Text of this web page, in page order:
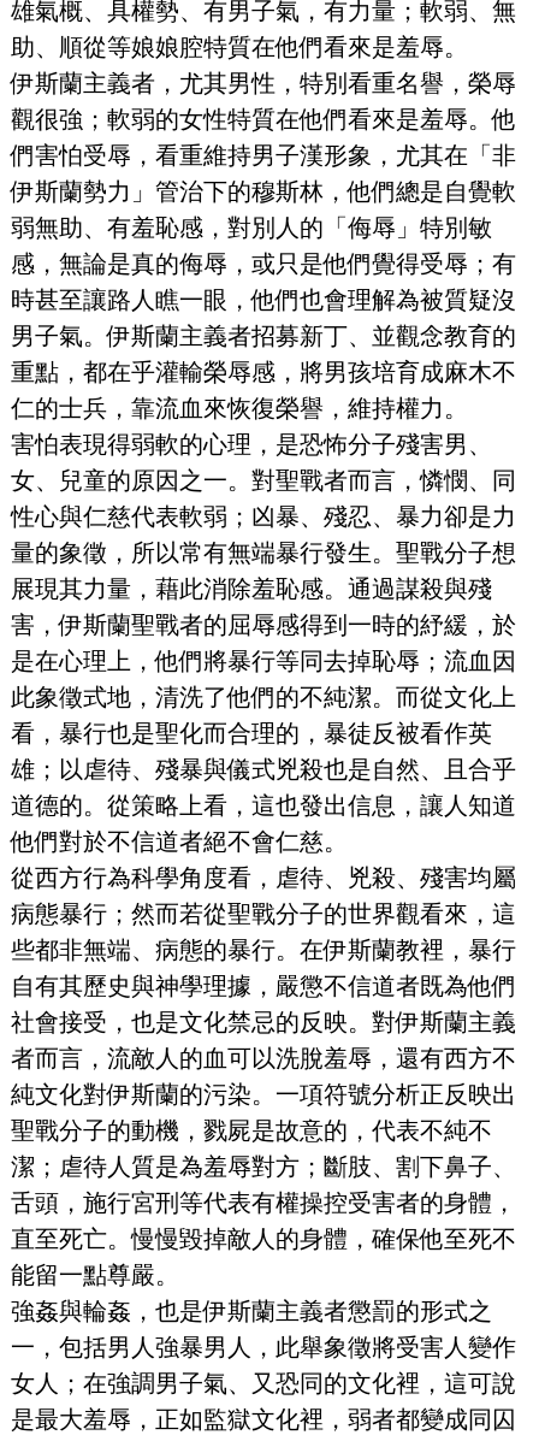
雄氣概、具權勢、有男子氣，有力量；軟弱、無
助、順從等娘娘腔特質在他們看來是羞辱。
伊斯蘭主義者，尤其男性，特別看重名譽，榮辱
觀很強；軟弱的女性特質在他們看來是羞辱。他
們害怕受辱，看重維持男子漢形象，尤其在「非
伊斯蘭勢力」管治下的穆斯林，他們總是自覺軟
弱無助、有羞恥感，對別人的「侮辱」特別敏
感，無論是真的侮辱，或只是他們覺得受辱；有
時甚至讓路人瞧一眼，他們也會理解為被質疑沒
男子氣。伊斯蘭主義者招募新丁、並觀念教育的
重點，都在乎灌輸榮辱感，將男孩培育成麻木不
仁的士兵，靠流血來恢復榮譽，維持權力。
害怕表現得弱軟的心理，是恐怖分子殘害男、
女、兒童的原因之一。對聖戰者而言，憐憫、同
性心與仁慈代表軟弱；凶暴、殘忍、暴力卻是力
量的象徵，所以常有無端暴行發生。聖戰分子想
展現其力量，藉此消除羞恥感。通過謀殺與殘
害，伊斯蘭聖戰者的屈辱感得到一時的紓緩，於
是在心理上，他們將暴行等同去掉恥辱；流血因
此象徵式地，清洗了他們的不純潔。而從文化上
看，暴行也是聖化而合理的，暴徒反被看作英
雄；以虐待、殘暴與儀式兇殺也是自然、且合乎
道德的。從策略上看，這也發出信息，讓人知道
他們對於不信道者絕不會仁慈。
從西方行為科學角度看，虐待、兇殺、殘害均屬
病態暴行；然而若從聖戰分子的世界觀看來，這
些都非無端、病態的暴行。在伊斯蘭教裡，暴行
自有其歷史與神學理據，嚴懲不信道者既為他們
社會接受，也是文化禁忌的反映。對伊斯蘭主義
者而言，流敵人的血可以洗脫羞辱，還有西方不
純文化對伊斯蘭的污染。一項符號分析正反映出
聖戰分子的動機，戮屍是故意的，代表不純不
潔；虐待人質是為羞辱對方；斷肢、割下鼻子、
舌頭，施行宮刑等代表有權操控受害者的身體，
直至死亡。慢慢毀掉敵人的身體，確保他至死不
能留一點尊嚴。
強姦與輪姦，也是伊斯蘭主義者懲罰的形式之
一，包括男人強暴男人，此舉象徵將受害人變作
女人；在強調男子氣、又恐同的文化裡，這可說
是最大羞辱，正如監獄文化裡，弱者都變成同囚